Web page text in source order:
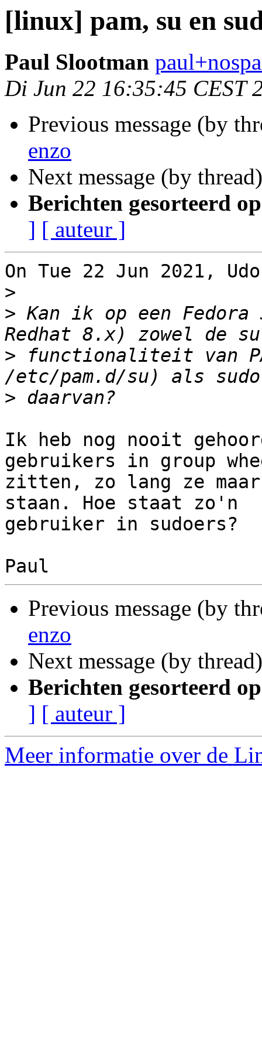
[linux] pam, su en
Paul Slootman
Di Jun 22 16:35:45 CEST
Previous message (by
enzo
Next message (by
Berichten gesorteerd
] [ auteur ]
On Tue 22 Jun 2021,
>
> Kan ik op een
> functionaliteit van
>
Ik heb nog nooit
gebruikers in group
zitten, zo lang ze
staan. Hoe staat zo'n
gebruiker in sudoers?
Previous message (by
enzo
Next message (by
Berichten gesorteerd
] [ auteur ]
Meer informatie over de